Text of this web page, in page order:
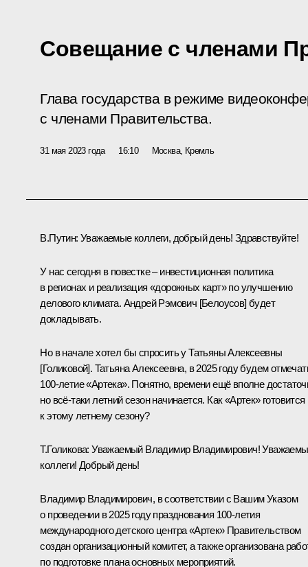
Совещание с членами
Глава государства в режиме
с членами Правительства.
31 мая 2023 года 16:10 Москва, Кремль
В.Путин: Уважаемые коллеги, добрый день! Здравствуйте!
У нас сегодня в повестке – инвестиционная политика
в регионах и реализация «дорожных карт» по улучшению
делового климата. Андрей Рэмович [Белоусов] будет
докладывать.
Но в начале хотел бы спросить у Татьяны Алексеевны
[Голиковой]. Татьяна Алексеевна, в 2025 году будем
100-летие «Артека». Понятно, времени ещё вполне
но всё-таки летний сезон начинается. Как «Артек» готовится
к этому летнему сезону?
Т.Голикова: Уважаемый Владимир Владимирович!
коллеги! Добрый день!
Владимир Владимирович, в соответствии с ВашимУказом
о проведении в 2025 году празднования 100-летия
международного детского центра «Артек» Правительством
создан организационный комитет, а также организована
по подготовке плана основных мероприятий.